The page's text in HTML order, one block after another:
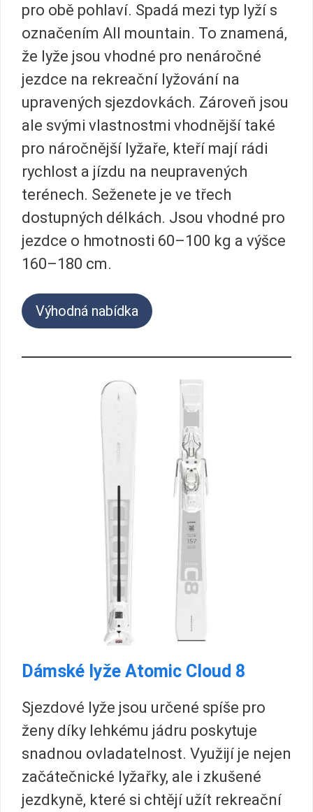
pro obě pohlaví. Spadá mezi typ lyží s
označením All mountain. To znamená,
že lyže jsou vhodné pro nenáročné
jezdce na rekreační lyžování na
upravených sjezdovkách. Zároveň jsou
ale svými vlastnostmi vhodnější také
pro náročnější lyžaře, kteří mají rádi
rychlost a jízdu na neupravených
terénech. Seženete je ve třech
dostupných délkách. Jsou vhodné pro
jezdce o hmotnosti 60–100 kg a výšce
160–180 cm.
Výhodná nabídka
Dámské lyže Atomic Cloud 8
Sjezdové lyže jsou určené spíše pro
ženy díky lehkému jádru poskytuje
snadnou ovladatelnost. Využijí je nejen
začátečnické lyžařky, ale i zkušené
jezdkyně, které si chtějí užít rekreační